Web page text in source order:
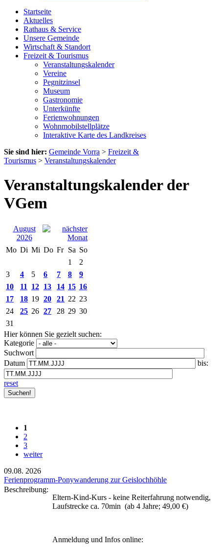
Startseite
Aktuelles
Rathaus & Service
Unsere Gemeinde
Wirtschaft & Standort
Freizeit & Tourismus
Veranstaltungskalender
Vereine
Pegnitzinsel
Museum
Gastronomie
Unterkünfte
Ferienwohnungen
Wohnmobilstellplätze
Interaktive Karte des Landkreises
Sie sind hier: Gemeinde Vorra > Freizeit &
Tourismus > Veranstaltungskalender
Veranstaltungskalender der
VGem
August
2026
Mo Di Mi Do Fr Sa So
1
2
3
4 5 6 7 8
9
10
11 12 13 14 15 16
17
18 19 20 21 22 23
24
25 26 27 28 29 30
31
Hier können Sie gezielt suchen:
Kategorie
Suchwort
Datum
bis:
reset
1
2
3
weiter
09.08. 2026
Ferienprogramm-Ponywanderung zur Geislochhöhle
Beschreibung:
Eltern-Kind-Kurs - keine Reiterfahrung notwendig,
Laufstrecke ca. 70min (ab 4 Jahre; 49,00 €)
Anmeldung und Infos online: